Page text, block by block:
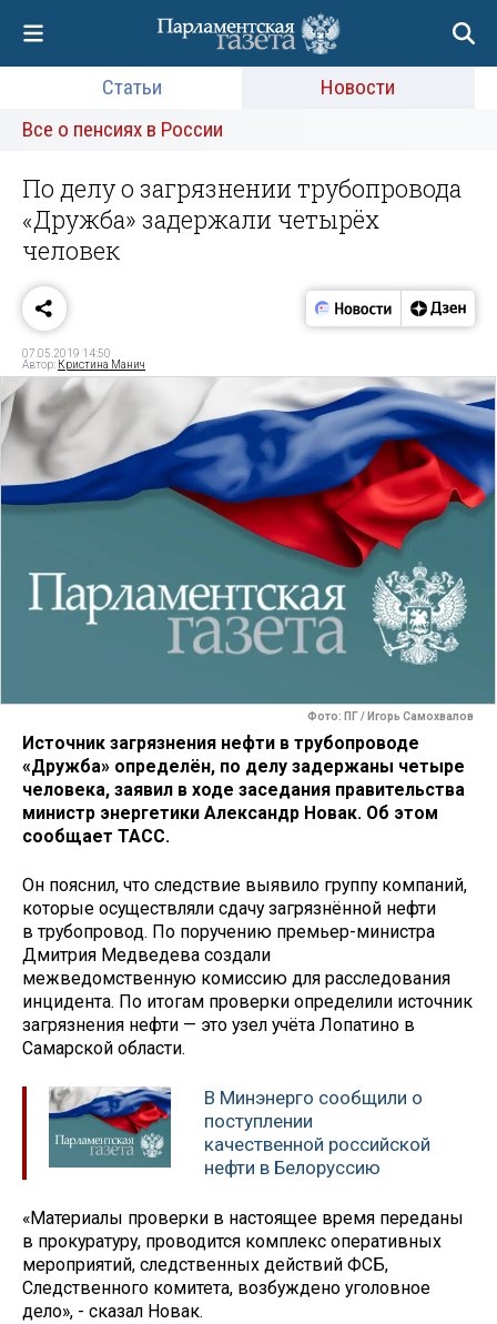
Статьи
Новости
Все о пенсиях в России
По делу о загрязнении трубопровода
«Дружба» задержали четырёх
человек
07.05.2019 14:50
Автор: Кристина Манич
Фото: ПГ / Игорь Самохвалов
Источник загрязнения нефти в трубопроводе
«Дружба» определён, по делу задержаны четыре
человека, заявил в ходе заседания правительства
министр энергетики Александр Новак. Об этом
сообщает ТАСС.
Он пояснил, что следствие выявило группу компаний,
которые осуществляли сдачу загрязнённой нефти
в трубопровод. По поручению премьер-министра
Дмитрия Медведева создали
межведомственную комиссию для расследования
инцидента. По итогам проверки определили источник
загрязнения нефти — это узел учёта Лопатино в
Самарской области.
В Минэнерго сообщили о
поступлении
качественной российской
нефти в Белоруссию
«Материалы проверки в наcтоящее время переданы
в прокуратуру, проводится комплекc оперативных
мероприятий, следственных действий ФСБ,
Следственного комитета, возбуждено уголовное
дело», - сказал Новак.